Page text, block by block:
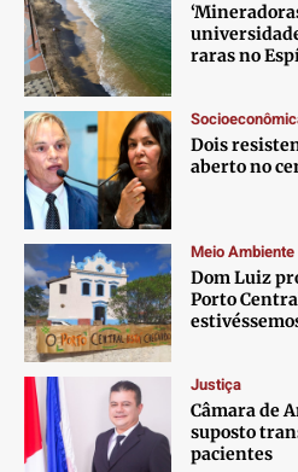
raras no
Dois
aberto no
Meio Ambiente
Dom Luiz
Porto
Justiça
Câmara de
suposto
pacientes